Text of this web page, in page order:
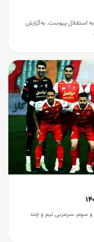
به استقلال پیوست. به‌گزارش
و سوم، سرمربی تیم و چند